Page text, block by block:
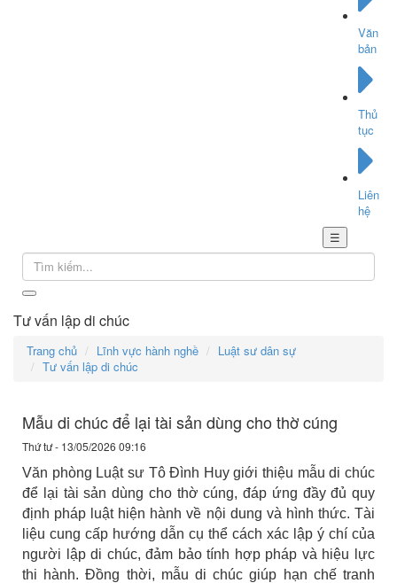
Văn
bản
Thủ
tục
Liên
hệ
☰
Tư vấn lập di chúc
Trang chủ Lĩnh vực hành nghề
Luật sư dân sự
Tư vấn lập di chúc
Mẫu di chúc để lại tài sản dùng cho thờ cúng
Thứ tư - 13/05/2026 09:16
Văn phòng Luật sư Tô Đình Huy giới thiệu mẫu di chúc
để lại tài sản dùng cho thờ cúng, đáp ứng đầy đủ quy
định pháp luật hiện hành về nội dung và hình thức. Tài
liệu cung cấp hướng dẫn cụ thể cách xác lập ý chí của
người lập di chúc, đảm bảo tính hợp pháp và hiệu lực
thi hành. Đồng thời, mẫu di chúc giúp hạn chế tranh